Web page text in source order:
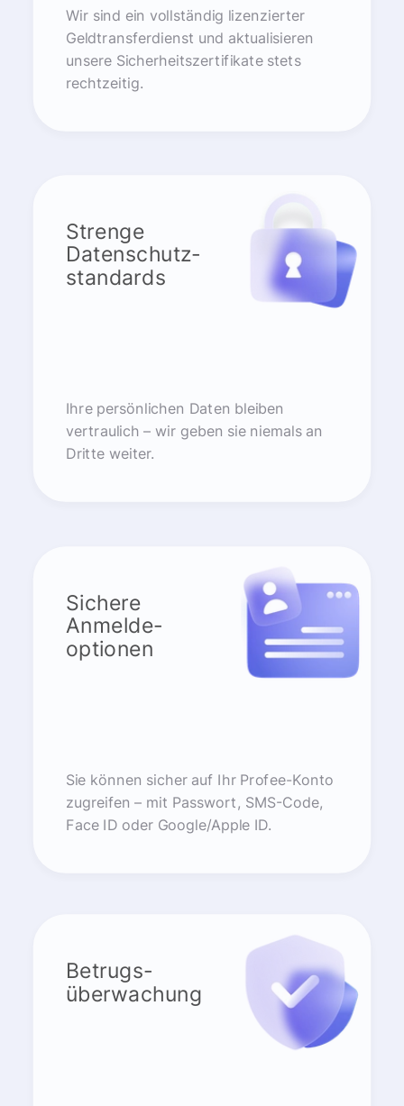
Wir sind ein vollständig lizenzierter
Geldtransferdienst und aktualisieren
unsere Sicherheitszertifikate stets
rechtzeitig.
Strenge
Datenschutz-
standards
Ihre persönlichen Daten bleiben
vertraulich – wir geben sie niemals an
Dritte weiter.
Sichere
Anmelde-
optionen
Sie können sicher auf Ihr Profee-Konto
zugreifen – mit Passwort, SMS-Code,
Face ID oder Google/Apple ID.
Betrugs-
überwachung